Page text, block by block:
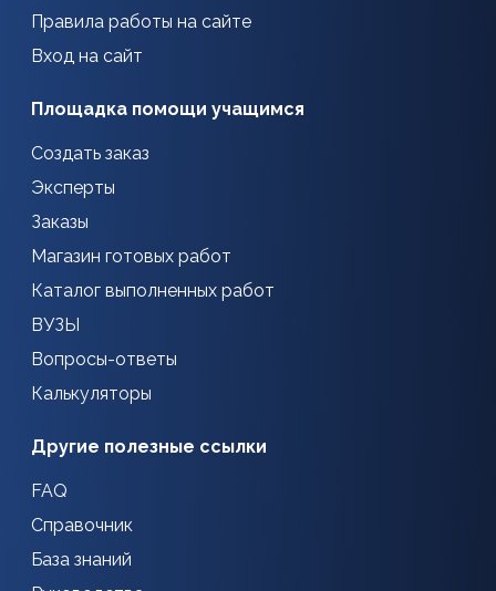
Правила работы на сайте
Вход на сайт
Площадка помощи учащимся
Создать заказ
Эксперты
Заказы
Магазин готовых работ
Каталог выполненных работ
ВУЗЫ
Вопросы-ответы
Калькуляторы
Другие полезные ссылки
FAQ
Справочник
База знаний